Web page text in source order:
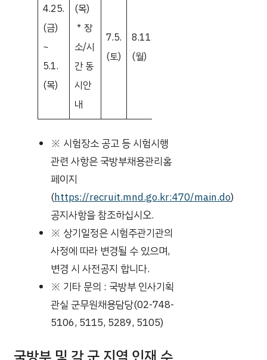
4.25.
(금)
~
5.1.
(목)
(목)
＊장
소/시
간 동
시안
내
7.5.
(토)
8.11.
(월)
※ 시험장소 공고 등 시험시행
관련 사항은 국방부채용관리홈
페이지
(https://recruit.mnd.go.kr:470/main.do)
공지사항을 참조하십시오.
※ 상기일정은 시험주관기관의
사정에 따라 변경될 수 있으며,
변경 시 사전공지 합니다.
※ 기타 문의 : 국방부 인사기획
관실 군무원채용담당(02-748-
5106, 5115, 5289, 5105)